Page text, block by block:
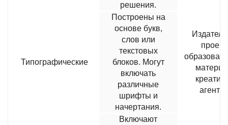
решения.
Типографические
Построены на
основе букв,
слов или
текстовых
блоков. Могут
включать
различные
шрифты и
начертания.
Включают